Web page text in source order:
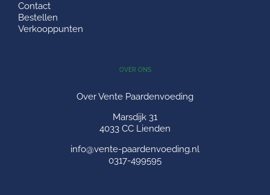
Contact
Bestellen
Verkooppunten
OVER ONS
Over Vente Paardenvoeding
Marsdijk 31
4033 CC Lienden
info@vente-paardenvoeding.nl
0317-499595